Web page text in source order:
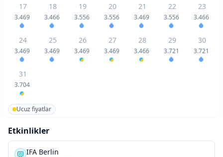
17
3.469
18
3.466
19
3.556
20
3.556
21
3.469
22
3.556
23
3.466
24
3.469
25
3.469
26
3.469
27
3.469
28
3.466
29
3.721
30
3.721
31
3.704
Ucuz fiyatlar
Etkinlikler
IFA Berlin